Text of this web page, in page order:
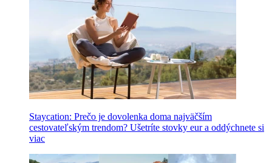
Staycation: Prečo je dovolenka doma najväčším
cestovateľským trendom? Ušetríte stovky eur a oddýchnete si
viac